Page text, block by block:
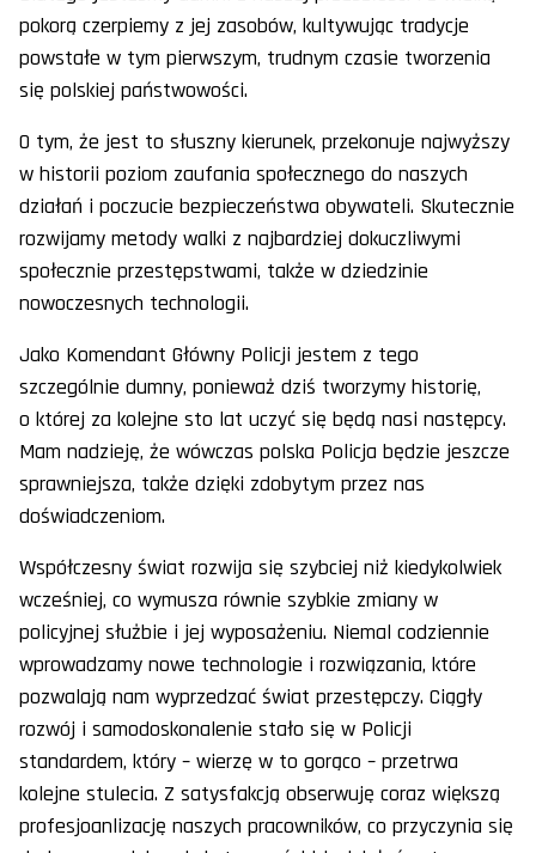
pokorą czerpiemy z jej zasobów, kultywując tradycje
powstałe w tym pierwszym, trudnym czasie tworzenia
się polskiej państwowości.
O tym, że jest to słuszny kierunek, przekonuje najwyższy
w historii poziom zaufania społecznego do naszych
działań i poczucie bezpieczeństwa obywateli. Skutecznie
rozwijamy metody walki z najbardziej dokuczliwymi
społecznie przestępstwami, także w dziedzinie
nowoczesnych technologii.
Jako Komendant Główny Policji jestem z tego
szczególnie dumny, ponieważ dziś tworzymy historię,
o której za kolejne sto lat uczyć się będą nasi następcy.
Mam nadzieję, że wówczas polska Policja będzie jeszcze
sprawniejsza, także dzięki zdobytym przez nas
doświadczeniom.
Współczesny świat rozwija się szybciej niż kiedykolwiek
wcześniej, co wymusza równie szybkie zmiany w
policyjnej służbie i jej wyposażeniu. Niemal codziennie
wprowadzamy nowe technologie i rozwiązania, które
pozwalają nam wyprzedzać świat przestępczy. Ciągły
rozwój i samodoskonalenie stało się w Policji
standardem, który – wierzę w to gorąco – przetrwa
kolejne stulecia. Z satysfakcją obserwuję coraz większą
profesjoanlizację naszych pracowników, co przyczynia się